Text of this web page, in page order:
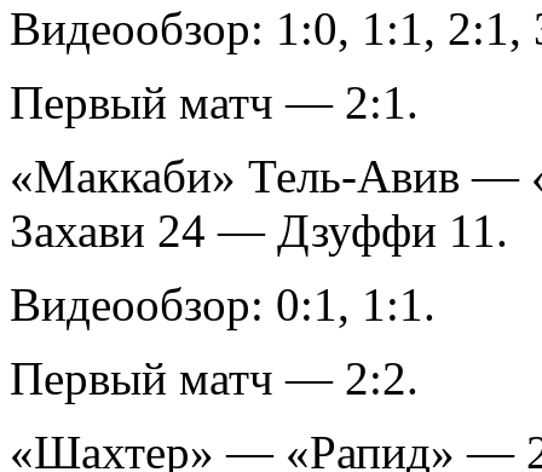
Видеообзор: 1:0, 1:1, 2:1,
Первый матч — 2:1.
«Маккаби» Тель-Авив —
Захави 24 — Дзуффи 11.
Видеообзор: 0:1, 1:1.
Первый матч — 2:2.
«Шахтер» — «Рапид» —